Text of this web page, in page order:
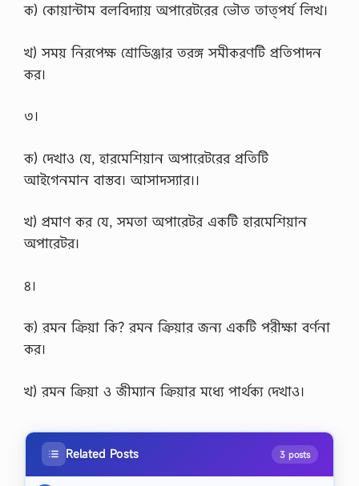
ক) কোয়ান্টাম বলবিদ্যায় অপারেটরের ভৌত তাত্পর্য লিখ।
খ) সময় নিরপেক্ষ শ্রোডিঞ্জার তরঙ্গ সমীকরণটি প্রতিপাদন
কর।
৩।
ক) দেখাও যে, হারমেশিয়ান অপারেটরের প্রতিটি
আইগেনমান বাস্তব। আসাদস্যার।।
খ) প্রমাণ কর যে, সমতা অপারেটর একটি হারমেশিয়ান
অপারেটর।
৪।
ক) রমন ক্রিয়া কি? রমন ক্রিয়ার জন্য একটি পরীক্ষা বর্ণনা
কর।
খ) রমন ক্রিয়া ও জীম্যান ক্রিয়ার মধ্যে পার্থক্য দেখাও।
Related Posts 3 posts